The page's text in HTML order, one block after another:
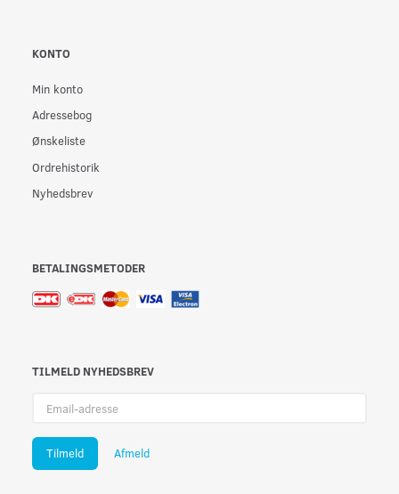
KONTO
Min konto
Adressebog
Ønskeliste
Ordrehistorik
Nyhedsbrev
BETALINGSMETODER
TILMELD NYHEDSBREV
adresse
Tilmeld Afmeld